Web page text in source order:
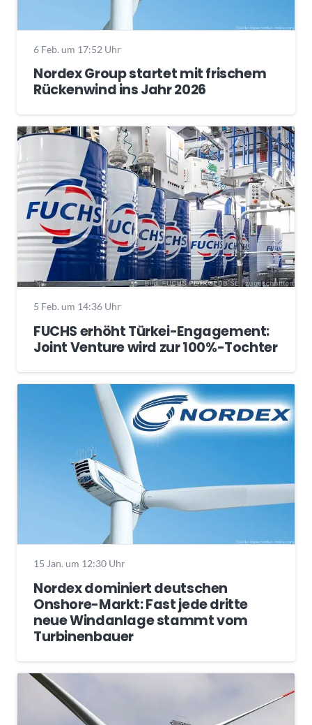
6 Feb. um 17:52 Uhr
Nordex Group startet mit frischem
Rückenwind ins Jahr 2026
5 Feb. um 14:36 Uhr
FUCHS erhöht Türkei-Engagement:
Joint Venture wird zur 100%-Tochter
15 Jan. um 12:30 Uhr
Nordex dominiert deutschen
Onshore-Markt: Fast jede dritte
neue Windanlage stammt vom
Turbinenbauer